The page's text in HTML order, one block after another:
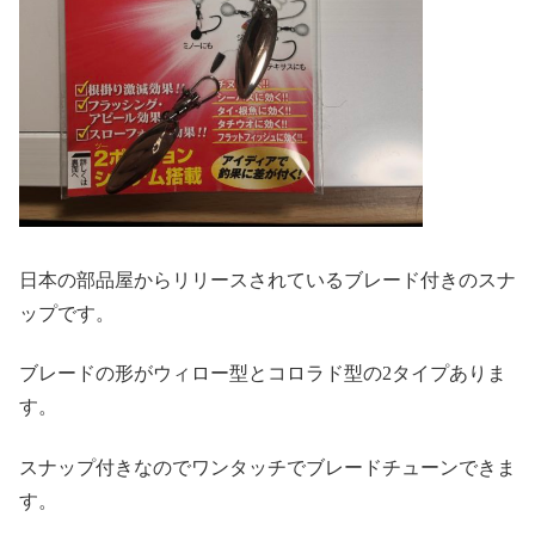
日本の部品屋からリリースされているブレード付きのスナ
ップです。
ブレードの形がウィロー型とコロラド型の2タイプありま
す。
スナップ付きなのでワンタッチでブレードチューンできま
す。